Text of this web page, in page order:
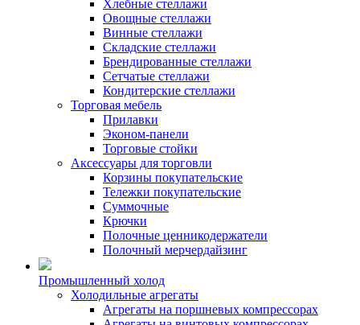
Хлебные стеллажи
Овощные стеллажи
Винные стеллажи
Складские стеллажи
Брендированные стеллажи
Сетчатые стеллажи
Кондитерские стеллажи
Торговая мебель
Прилавки
Эконом-панели
Торговые стойки
Аксессуары для торговли
Корзины покупательские
Тележки покупательские
Суммочные
Крючки
Полочные ценникодержатели
Полочный мерчердайзинг
Промышленный холод
Холодильные агрегаты
Агрегаты на поршневых компрессорах